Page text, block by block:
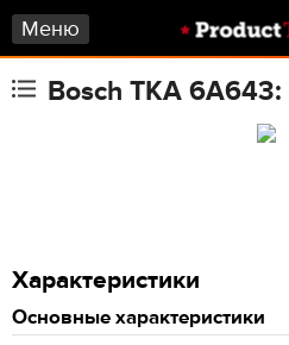
Меню
Bosch TKA 6A643:
Характеристики
Основные характеристики